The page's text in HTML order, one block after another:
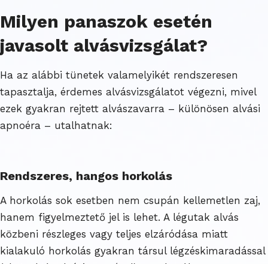
Milyen panaszok esetén
javasolt alvásvizsgálat?
Ha az alábbi tünetek valamelyikét rendszeresen
tapasztalja, érdemes alvásvizsgálatot végezni, mivel
ezek gyakran rejtett alvászavarra – különösen alvási
apnoéra – utalhatnak:
Rendszeres, hangos horkolás
A horkolás sok esetben nem csupán kellemetlen zaj,
hanem figyelmeztető jel is lehet. A légutak alvás
közbeni részleges vagy teljes elzáródása miatt
kialakuló horkolás gyakran társul légzéskimaradással